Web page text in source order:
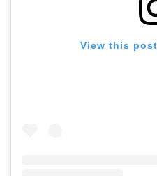
View this